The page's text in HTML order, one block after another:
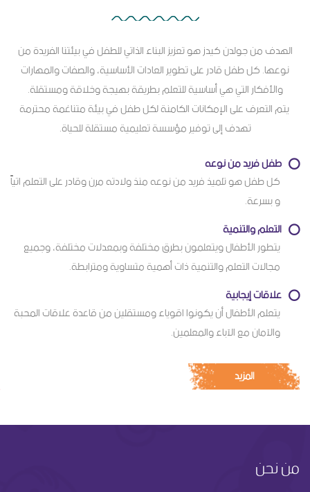
الهدف من جولدن كيدز هو تعزيز البناء الذاتي للطفل في بيئتنا الفريدة من
نوعها. كل طفل قادر على تطوير العادات الأساسية، والصفات والمهارات
والأفكار التي هي أساسية للتعلم بطريقة بهيجة وخلاقة ومستقلة.
يتم التعرف على الإمكانات الكامنة لكل طفل في بيئة متناغمة محترمة
تهدف إلى توفير مؤسسة تعليمية مستقلة للحياة.
طفل فريد من نوعه
كل طفل هو تلميذ فريد من نوعه منذ ولادته مرن وقادر على التعلم اتياً
و بسرعة.
التعلم والتنمية
يتطور الأطفال ويتعلمون بطرق مختلفة وبمعدلات مختلفة، وجميع
مجالات التعلم والتنمية ذات أهمية متساوية ومترابطة.
علاقات إيجابية
يتعلم الأطفال أن يكونوا اقوياء ومستقلين من قاعدة علاقات المحبة
والآمان مع الآباء والمعلمين.
المزيد
من نحن